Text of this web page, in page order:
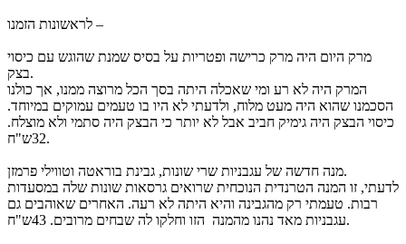
לראשונות הזמנו –
מרק היום היה מרק כרישה ופטריות על בסיס שמנת שהוגש עם כיסוי
בצק.
המרק היה לא רע ומי שאכלה היתה בסך הכל מרוצה ממנו, אך כולנו
הסכמנו שהוא היה מעט מלוח, ולדעתי לא היו בו טעמים עמוקים במיוחד.
כיסוי הבצק היה גימיק חביב אבל לא יותר כי הבצק היה סתמי ולא מוצלח.
32ש"ח.
מנה חדשה של עגבניות שרי שונות, גבינת בוראטה וטווילי פרמזן.
לדעתי, זו המנה הטרנדית הנוכחית שרואים גרסאות שונות שלה במסעדות
רבות. טעמתי רק מהגבינה והיא היתה לא רעה. האחרים שאוהבים גם
עגבניות מאד נהנו מהמנה הזו וחלקו לה שבחים מרובים. 43ש"ח.